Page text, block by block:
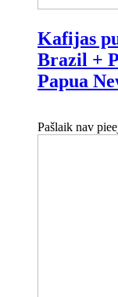
Kafijas
Brazil +
Papua
Pašlaik nav